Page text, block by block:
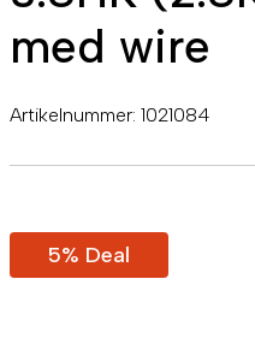
med wire
Artikelnummer: 1021084
5% Deal